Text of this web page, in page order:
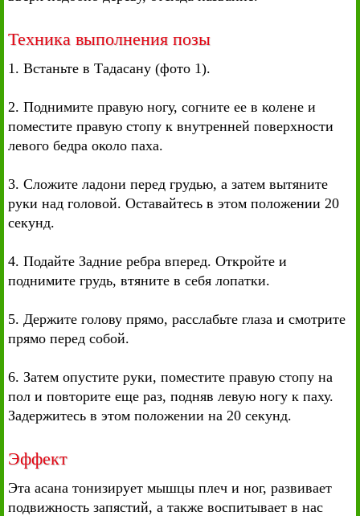
Техника выполнения позы
1. Встаньте в Тадасану (фото 1).
2. Поднимите правую ногу, согните ее в колене и
поместите правую стопу к внутренней поверхности
левого бедра около паха.
3. Сложите ладони перед грудью, а затем вытяните
руки над головой. Оставайтесь в этом положении 20
секунд.
4. Подайте Задние ребра вперед. Откройте и
поднимите грудь, втяните в себя лопатки.
5. Держите голову прямо, расслабьте глаза и смотрите
прямо перед собой.
6. Затем опустите руки, поместите правую стопу на
пол и повторите еще раз, подняв левую ногу к паху.
Задержитесь в этом положении на 20 секунд.
Эффект
Эта асана тонизирует мышцы плеч и ног, развивает
подвижность запястий, а также воспитывает в нас